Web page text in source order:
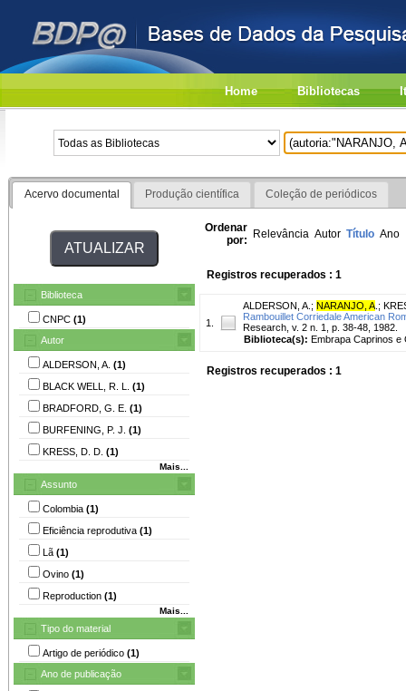
Home Bibliotecas
Acervo documental Produção científica Coleção de periódicos
Biblioteca
CNPC (1)
Autor
ALDERSON, A. (1)
BLACK WELL, R. L. (1)
BRADFORD, G. E. (1)
BURFENING, P. J. (1)
KRESS, D. D. (1)
Mais...
Assunto
Colombia (1)
Eficiência reprodutiva (1)
Lã (1)
Ovino (1)
Reproduction (1)
Mais...
Tipo do material
Artigo de periódico (1)
Ano de publicação
Ordenar
por: Relevância Autor Título Ano
Registros recuperados : 1
1.
ALDERSON, A. ; NARANJO, A ;
Rambouillet Corriedale American
Research, v. 2 n. 1, p. 38-48, 1982.
Biblioteca(s): Embrapa Caprinos e
Registros recuperados : 1